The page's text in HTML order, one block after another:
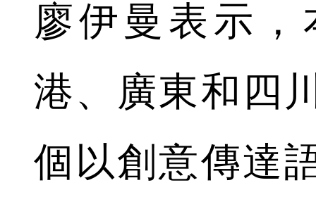
廖伊曼表示
港、廣東和四
個以創意傳達